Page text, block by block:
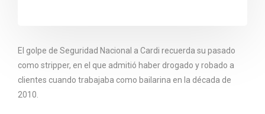
El golpe de Seguridad Nacional a Cardi recuerda su pasado
como stripper, en el que admitió haber drogado y robado a
clientes cuando trabajaba como bailarina en la década de
2010.